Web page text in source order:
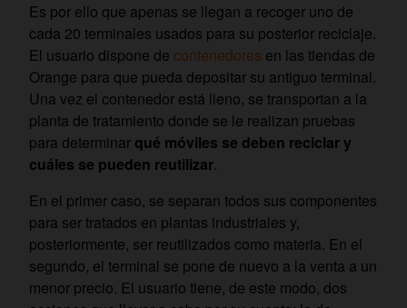
Es por ello que apenas se llegan a recoger uno de
cada 20 terminales usados para su posterior reciclaje.
El usuario dispone de contenedores en las tiendas de
Orange para que pueda depositar su antiguo terminal.
Una vez el contenedor está lleno, se transportan a la
planta de tratamiento donde se le realizan pruebas
para determinar qué móviles se deben reciclar y
cuáles se pueden reutilizar.
En el primer caso, se separan todos sus componentes
para ser tratados en plantas industriales y,
posteriormente, ser reutilizados como materia. En el
segundo, el terminal se pone de nuevo a la venta a un
menor precio. El usuario tiene, de este modo, dos